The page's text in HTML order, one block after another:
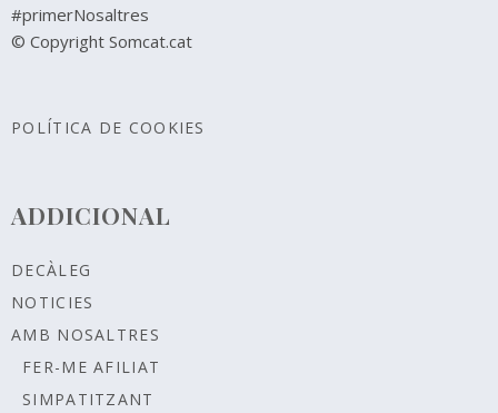
#primerNosaltres
© Copyright Somcat.cat
POLÍTICA DE COOKIES
ADDICIONAL
DECÀLEG
NOTICIES
AMB NOSALTRES
FER-ME AFILIAT
SIMPATITZANT